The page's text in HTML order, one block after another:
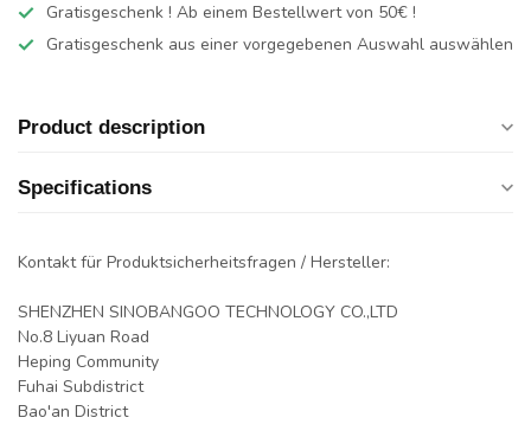
Gratisgeschenk ! Ab einem Bestellwert von 50€ !
Gratisgeschenk aus einer vorgegebenen Auswahl auswählen
Product description
Specifications
Kontakt für Produktsicherheitsfragen / Hersteller:
SHENZHEN SINOBANGOO TECHNOLOGY CO.,LTD
No.8 Liyuan Road
Heping Community
Fuhai Subdistrict
Bao'an District